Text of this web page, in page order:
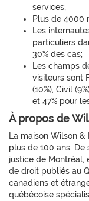
services;
Plus de 4000
Les
particuliers
30% des cas;
Les champs
visiteurs sont
(10%), Civil
et 47% pour
À propos de
La maison Wilson
plus de 100 ans.
justice de Montréal,
de droit publiés au
canadiens et
québécoise